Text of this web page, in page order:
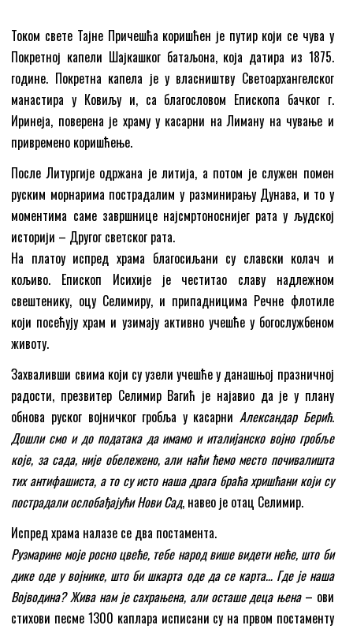
Током свете Тајне Причешћа коришћен је путир који се чува у
Покретној капели Шајкашког батаљона, која датира из 1875.
године. Покретна капела је у власништву Светоархангелског
манастира у Ковиљу и, са благословом Епископа бачког г.
Иринеја, поверена је храму у касарни на Лиману на чување и
привремено коришћење.
После Литургије одржана је литија, а потом је служен помен
руским морнарима пострадалим у разминирању Дунава, и то у
моментима саме завршнице најсмртоноснијег рата у људској
историји – Другог светског рата.
На платоу испред храма благосиљани су славски колач и
кољиво. Епископ Исихије је честитао славу надлежном
свештенику, оцу Селимиру, и припадницима Речне флотиле
који посећују храм и узимају активно учешће у богослужбеном
животу.
Захваливши свима који су узели учешће у данашњој празничној
радости, презвитер Селимир Вагић је најавио да је у плану
обнова руског војничког гробља у касарни Александар Берић.
Дошли смо и до података да имамо и италијанско војно гробље
које, за сада, није обележено, али наћи ћемо место почивалишта
тих антифашиста, а то су исто наша драга браћа хришћани који су
пострадали ослобађајући Нови Сад, навео је отац Селимир.
Испред храма налазе се два постамента.
Рузмарине моје росно цвеће, тебе народ више видети неће, што би
дике оде у војнике, што би шкарта оде да се карта… Где је наша
Војводина? Жива нам је сахрањена, али осташе деца њена– ови
стихови песме 1300 каплара исписани су на првом постаменту